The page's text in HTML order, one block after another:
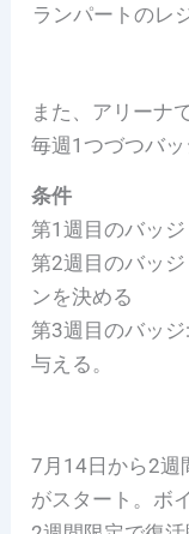
ランパートのレ
また、アリーナ
毎週1つづつバッ
条件
第1週目のバッ
第2週目のバッ
ンを決める
第3週目のバッ
与える。
7月14日から2週
がスタート。ボ